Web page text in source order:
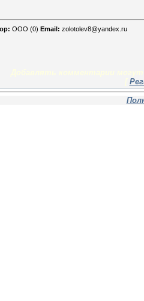
OOO (0) Email: zolotolev8@yandex.ru